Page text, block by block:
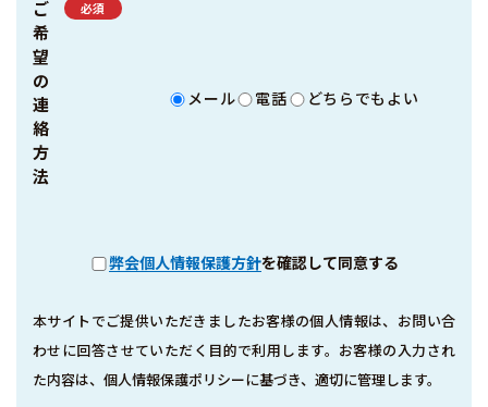
ご
希
望
の
連
絡
方
法
必須
メール 電話 どちらでもよい
弊会個人情報保護方針を確認して同意する
本サイトでご提供いただきましたお客様の個人情報は、お問い合
わせに回答させていただく目的で利用します。 お客様の入力され
た内容は、個人情報保護ポリシーに基づき、適切に管理します。